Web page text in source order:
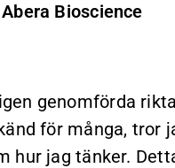
Bioscience
genomförda
för många, tror
hur jag tänker.